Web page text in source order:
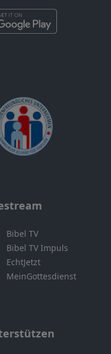
Bibel TV
Bibel TV Impuls
EchtJetzt
MeinGottesdienst